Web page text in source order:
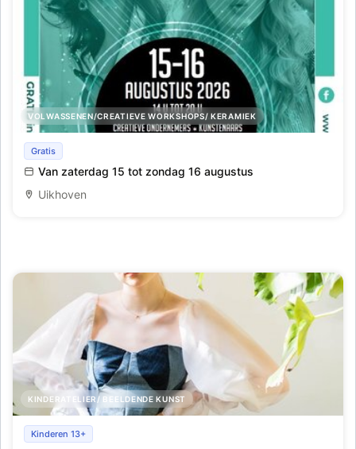
VOLWASSENEN/CREATIEVE WORKSHOPS/ KERAMIEK
Puur Uniek
Gratis
Van zaterdag 15 tot zondag 16 augustus
Uikhoven
KINDERATELIER/ BEELDENDE KUNST
Mode Internationaal_Amsterdam_Week 8
Kinderen 13+